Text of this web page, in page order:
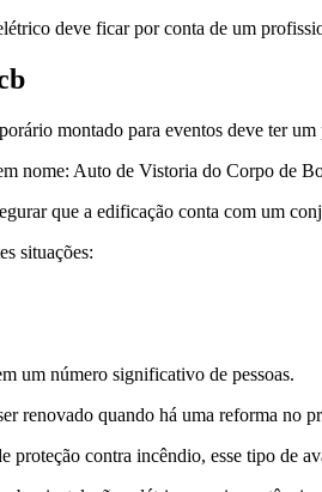
deve ficar por conta de um
montado para eventos deve ter
nome: Auto de Vistoria do Corpo de
que a edificação conta com um
situações:
um número significativo de pessoas.
renovado quando há uma reforma no
proteção contra incêndio, esse tipo de